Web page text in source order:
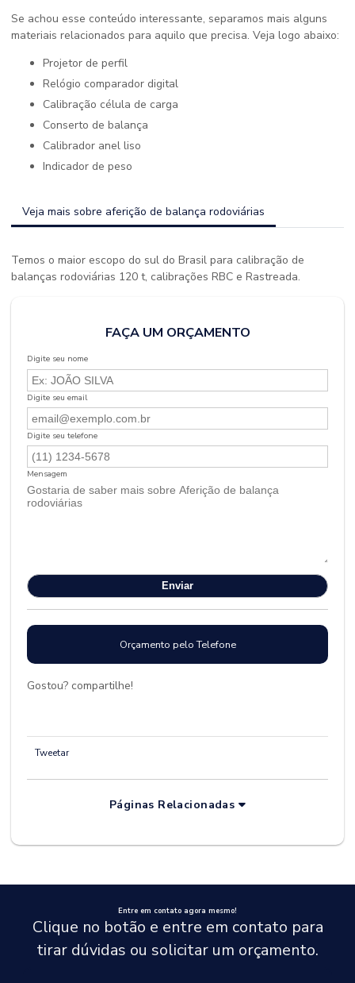
Se achou esse conteúdo interessante, separamos mais alguns
materiais relacionados para aquilo que precisa. Veja logo abaixo:
projetor de perfil
relógio comparador digital
calibração célula de carga
conserto de balança
calibrador anel liso
indicador de peso
Veja mais sobre aferição de balança rodoviárias
Temos o maior escopo do sul do Brasil para calibração de
balanças rodoviárias 120 t, calibrações RBC e Rastreada.
FAÇA UM ORÇAMENTO
Digite seu nome
Digite seu email
Digite seu telefone
Mensagem
Orçamento pelo Telefone
Gostou? compartilhe!
Tweetar
Páginas Relacionadas
Entre em contato agora mesmo!
Clique no botão e entre em contato para
tirar dúvidas ou solicitar um orçamento.